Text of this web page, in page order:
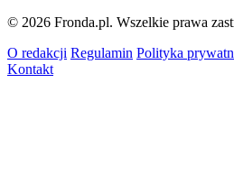
© 2026 Fronda.pl. Wszelkie prawa
O redakcji Regulamin Polityka
Kontakt